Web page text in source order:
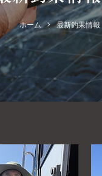
ホーム 最新釣果情報